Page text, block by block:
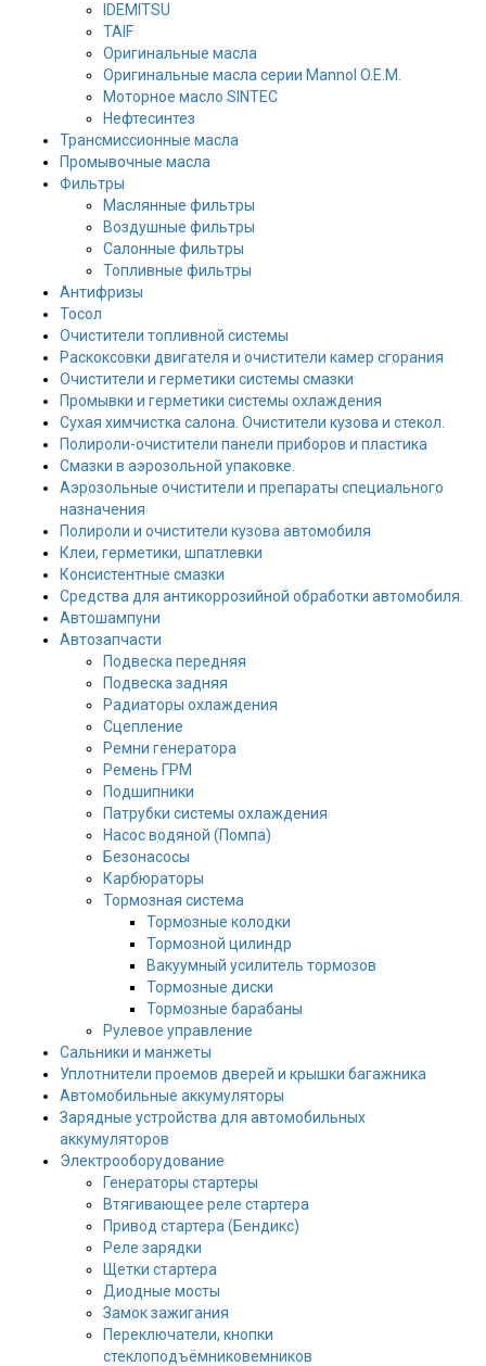
IDEMITSU
TAIF
Оригинальные масла
Оригинальные масла серии Mannol O.E.M.
Моторное масло SINTEC
Нефтесинтез
Трансмиссионные масла
Промывочные масла
Фильтры
Маслянные фильтры
Воздушные фильтры
Салонные фильтры
Топливные фильтры
Антифризы
Тосол
Очистители топливной системы
Раскоксовки двигателя и очистители камер сгорания
Очистители и герметики системы смазки
Промывки и герметики системы охлаждения
Сухая химчистка салона. Очистители кузова и стекол.
Полироли-очистители панели приборов и пластика
Смазки в аэрозольной упаковке.
Аэрозольные очистители и препараты специального
назначения
Полироли и очистители кузова автомобиля
Клеи, герметики, шпатлевки
Консистентные смазки
Средства для антикоррозийной обработки автомобиля.
Автошампуни
Автозапчасти
Подвеска передняя
Подвеска задняя
Радиаторы охлаждения
Сцепление
Ремни генератора
Ремень ГРМ
Подшипники
Патрубки системы охлаждения
Насос водяной (Помпа)
Безонасосы
Карбюраторы
Тормозная система
Тормозные колодки
Тормозной цилиндр
Вакуумный усилитель тормозов
Тормозные диски
Тормозные барабаны
Рулевое управление
Сальники и манжеты
Уплотнители проемов дверей и крышки багажника
Автомобильные аккумуляторы
Зарядные устройства для автомобильных
аккумуляторов
Электрооборудование
Генераторы стартеры
Втягивающее реле стартера
Привод стартера (Бендикс)
Реле зарядки
Щетки стартера
Диодные мосты
Замок зажигания
Переключатели, кнопки
стеклоподъёмниковемников